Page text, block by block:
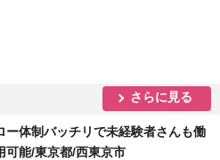
さらに見る
ー体制バッチリで未経験者さんも働
可能/東京都/西東京市